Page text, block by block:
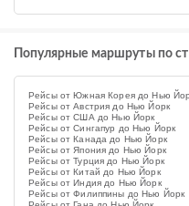
Популярные маршруты по
Рейсы от Южная Корея до Нью
Рейсы от Австрия до Нью Йорк
Рейсы от США до Нью Йорк
Рейсы от Сингапур до Нью Йорк
Рейсы от Канада до Нью Йорк
Рейсы от Япония до Нью Йорк
Рейсы от Турция до Нью Йорк
Рейсы от Китай до Нью Йорк
Рейсы от Индия до Нью Йорк
Рейсы от Филиппины до Нью Йорк